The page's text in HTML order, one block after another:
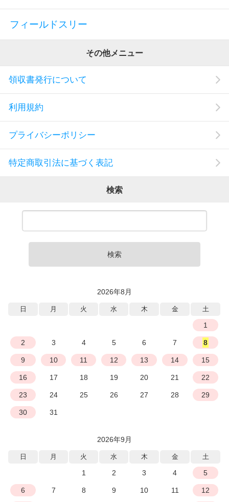
フィールドスリー
その他メニュー
領収書発行について
利用規約
プライバシーポリシー
特定商取引法に基づく表記
検索
検索
2026年8月
日 月 火 水 木 金 土
1
2 3 4 5 6 7 8
9 10 11 12 13 14 15
16 17 18 19 20 21 22
23 24 25 26 27 28 29
30 31
2026年9月
日 月 火 水 木 金 土
1 2 3 4 5
6 7 8 9 10 11 12